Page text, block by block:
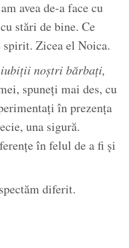
avea de-a face cu
stări de bine. Ce
spirit. Zicea el Noica.
noștri bărbați,
spuneți mai des, cu
în prezența
una sigură.
în felul de a fi și
diferit.